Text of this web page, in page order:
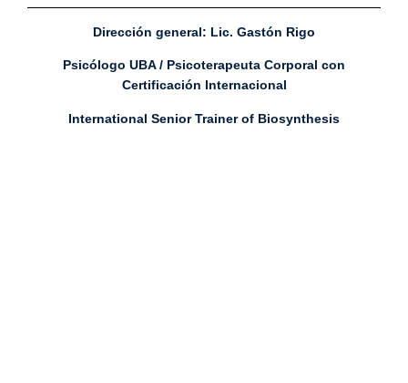
Dirección general: Lic. Gastón Rigo
Psicólogo UBA / Psicoterapeuta Corporal con
Certificación Internacional
International Senior Trainer of Biosynthesis